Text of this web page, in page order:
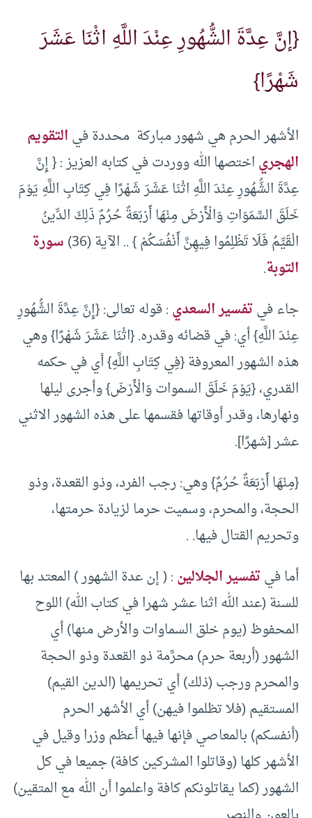
{إنَّ عِدَّةَ الشُّهُورِ عِنْدَ اللَّهِ اثْنَا عَشَرَ
شَهْرًا}
الأشهر الحرم هي شهور مباركة محددة فيالتقويم
الهجرياختصها الله ووردت في كتابه العزيز : { إِنَّ
عِدَّةَ الشُّهُورِ عِنْدَ اللَّهِ اثْنَا عَشَرَ شَهْرًا فِي كِتَابِ اللَّهِ يَوْمَ
خَلَقَ السَّمَوَاتِ وَالْأَرْضَ مِنْهَا أَرْبَعَةٌ حُرُمٌ ذَلِكَ الدِّينُ
الْقَيِّمُ فَلَا تَظْلِمُوا فِيهِنَّ أَنْفُسَكُمْ } .. الآية (36)
سورة
التوبة.
جاء فيتفسير السعدي: قوله تعالى: ‏{‏إِنَّ عِدَّةَ الشُّهُورِ
عِنْدَ اللَّهِ‏}‏ أي‏:‏ في قضائه وقدره‏.‏ ‏{‏اثْنَا عَشَرَ شَهْرًا‏}‏ وهي
هذه الشهور المعروفة ‏{‏فِي كِتَابِ اللَّهِ‏}‏ أي في حكمه
القدري، ‏{‏يَوْمَ خَلَقَ السموات وَالْأَرْضَ‏}‏ وأجرى ليلها
ونهارها، وقدر أوقاتها فقسمها على هذه الشهور الاثني
عشر ‏[‏شهرًا‏]‏‏.‏
{‏مِنْهَا أَرْبَعَةٌ حُرُمٌ‏}‏ وهي‏:‏ رجب الفرد، وذو القعدة، وذو
الحجة، والمحرم، وسميت حرما لزيادة حرمتها،
وتحريم القتال فيها‏.‏ .
أما فيتفسير الجلالين: ( إن عدة الشهور ) المعتد بها
للسنة (عند الله اثنا عشر شهرا في كتاب الله) اللوح
المحفوظ (يوم خلق السماوات والأرض منها) أي
الشهور (أربعة حرم) محرَّمة ذو القعدة وذو الحجة
والمحرم ورجب (ذلك) أي تحريمها (الدين القيم)
المستقيم (فلا تظلموا فيهن) أي الأشهر الحرم
(أنفسكم) بالمعاصي فإنها فيها أعظم وزرا وقيل في
الأشهر كلها (وقاتلوا المشركين كافة) جميعا في كل
الشهور (كما يقاتلونكم كافة واعلموا أن الله مع المتقين)